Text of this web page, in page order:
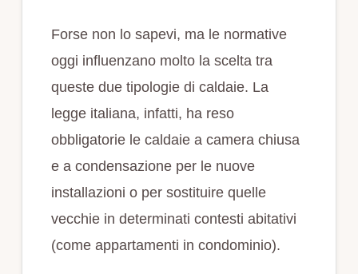
Forse non lo sapevi, ma le normative
oggi influenzano molto la scelta tra
queste due tipologie di caldaie. La
legge italiana, infatti, ha reso
obbligatorie le caldaie a camera chiusa
e a condensazione per le nuove
installazioni o per sostituire quelle
vecchie in determinati contesti abitativi
(come appartamenti in condominio).